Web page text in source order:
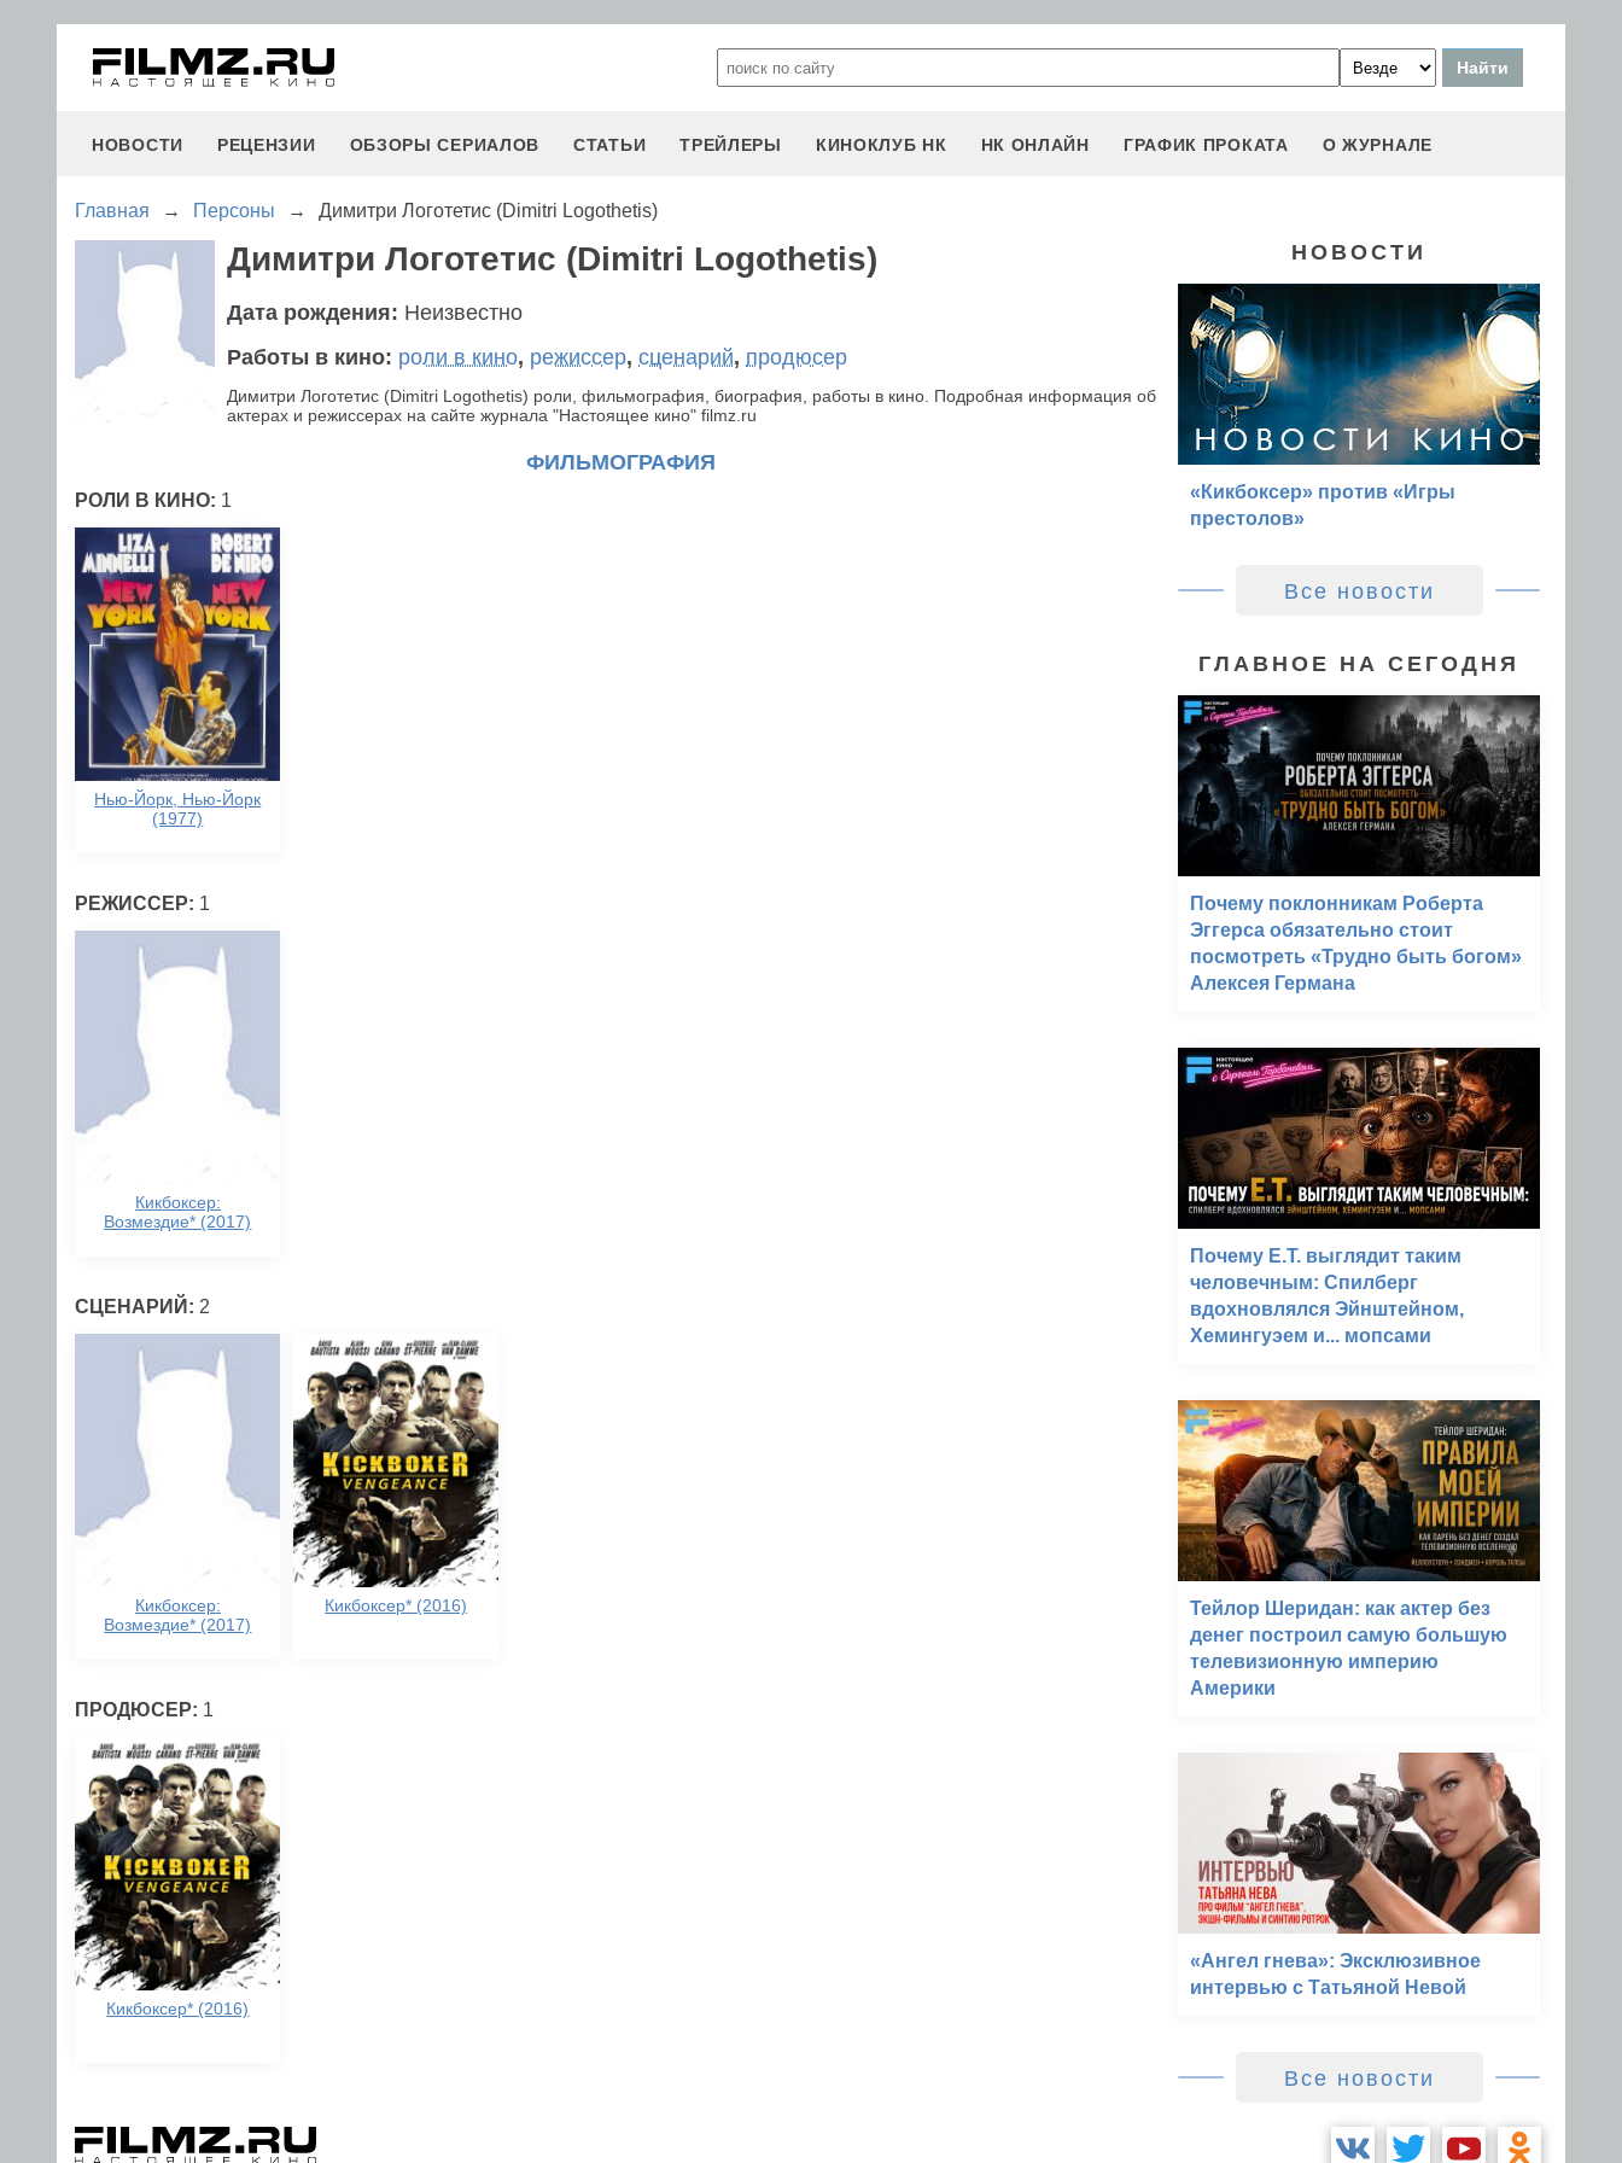
НОВОСТИ РЕЦЕНЗИИ ОБЗОРЫ СЕРИАЛОВ СТАТЬИ ТРЕЙЛЕРЫ КИНОКЛУБ НК НК ОНЛАЙН ГРАФИК ПРОКАТА О ЖУРНАЛЕ
Главная → Персоны → Димитри Логотетис (Dimitri Logothetis)
Димитри Логотетис (Dimitri Logothetis)
Дата рождения: Неизвестно
Работы в кино: роли в кино, режиссер, сценарий, продюсер
Димитри Логотетис (Dimitri Logothetis) роли, фильмография, биография, работы в кино. Подробная информация об
актерах и режиссерах на сайте журнала "Настоящее кино" filmz.ru
ФИЛЬМОГРАФИЯ
РОЛИ В КИНО: 1
Нью-Йорк, Нью-Йорк
(1977)
РЕЖИССЕР: 1
Кикбоксер:
Возмездие* (2017)
СЦЕНАРИЙ: 2
Кикбоксер:
Возмездие* (2017)
Кикбоксер* (2016)
ПРОДЮСЕР: 1
Кикбоксер* (2016)
НОВОСТИ
«Кикбоксер» против «Игры
престолов»
Все новости
ГЛАВНОЕ НА СЕГОДНЯ
Почему поклонникам Роберта
Эггерса обязательно стоит
посмотреть «Трудно быть богом»
Алексея Германа
Почему E.T. выглядит таким
человечным: Спилберг
вдохновлялся Эйнштейном,
Хемингуэем и... мопсами
Тейлор Шеридан: как актер без
денег построил самую большую
телевизионную империю
Америки
«Ангел гнева»: Эксклюзивное
интервью с Татьяной Невой
Все новости